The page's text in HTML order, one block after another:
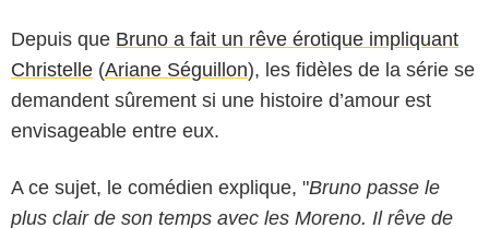
Depuis que Bruno a fait un rêve érotique impliquant
Christelle (Ariane Séguillon), les fidèles de la série se
demandent sûrement si une histoire d’amour est
envisageable entre eux.
A ce sujet, le comédien explique, "Bruno passe le
plus clair de son temps avec les Moreno. Il rêve de